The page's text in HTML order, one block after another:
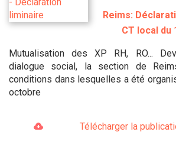
Reims:
CT local du
Mutualisation des XP RH, RO...
dialogue social, la section de
conditions dans lesquelles a été
octobre
Télécharger la